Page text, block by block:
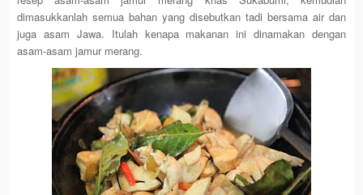
dimasukkanlah semua bahan yang disebutkan tadi bersama air dan
juga asam Jawa. Itulah kenapa makanan ini dinamakan dengan
asam-asam jamur merang.